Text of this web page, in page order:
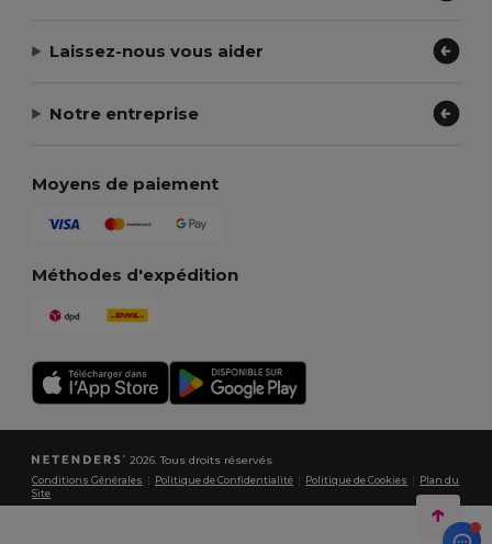
Laissez-nous vous aider
Notre entreprise
Moyens de paiement
Méthodes d'expédition
2026. Tous droits réservés
Conditions Générales Politique de Confidentialité Politique de Cookies
Plan du
Site